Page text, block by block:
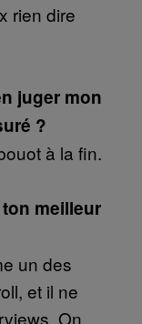
rien dire
juger mon
?
à la fin.
meilleur
un des
et il ne
On